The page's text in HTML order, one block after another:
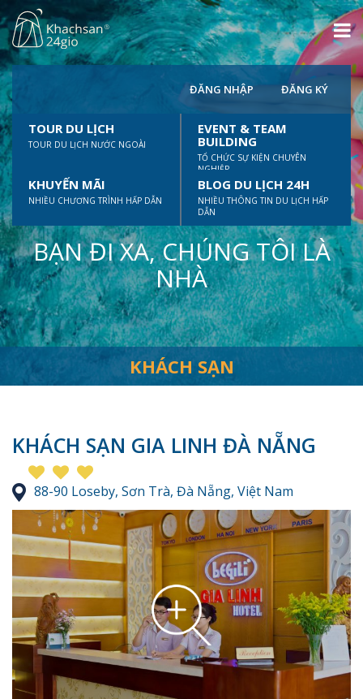
ĐĂNG NHẬP ĐĂNG KÝ
TOUR DU LỊCH
TOUR DU LỊCH NƯỚC NGOÀI
EVENT & TEAM
BUILDING
TỔ CHỨC SỰ KIỆN CHUYÊN
NGHIỆP
KHUYẾN MÃI
NHIỀU CHƯƠNG TRÌNH HẤP DẪN
BLOG DU LỊCH 24H
NHIỀU THÔNG TIN DU LỊCH HẤP
DẪN
BẠN ĐI XA, CHÚNG TÔI LÀ
NHÀ
KHÁCH SẠN
KHÁCH SẠN GIA LINH ĐÀ NẴNG
88-90 Loseby, Sơn Trà, Đà Nẵng, Việt Nam